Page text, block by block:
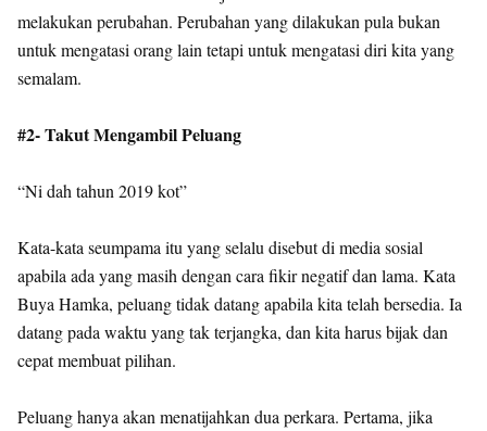
melakukan perubahan. Perubahan yang dilakukan pula bukan
untuk mengatasi orang lain tetapi untuk mengatasi diri kita yang
semalam.
#2- Takut Mengambil Peluang
“Ni dah tahun 2019 kot”
Kata-kata seumpama itu yang selalu disebut di media sosial
apabila ada yang masih dengan cara fikir negatif dan lama. Kata
Buya Hamka, peluang tidak datang apabila kita telah bersedia. Ia
datang pada waktu yang tak terjangka, dan kita harus bijak dan
cepat membuat pilihan.
Peluang hanya akan menatijahkan dua perkara. Pertama, jika